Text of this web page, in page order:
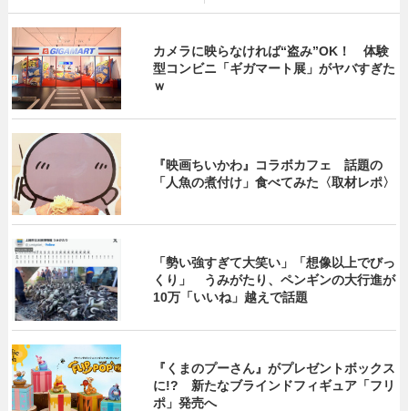
カメラに映らなければ“盗み”OK！ 体験
型コンビニ「ギガマート展」がヤバすぎた
ｗ
『映画ちいかわ』コラボカフェ 話題の
「人魚の煮付け」食べてみた〈取材レポ〉
「勢い強すぎて大笑い」「想像以上でびっ
くり」 うみがたり、ペンギンの大行進が
10万「いいね」越えで話題
『くまのプーさん』がプレゼントボックス
に!? 新たなブラインドフィギュア「フリ
ポ」発売へ